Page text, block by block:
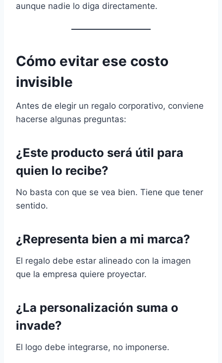
aunque nadie lo diga directamente.
Cómo evitar ese costo
invisible
Antes de elegir un regalo corporativo, conviene
hacerse algunas preguntas:
¿Este producto será útil para
quien lo recibe?
No basta con que se vea bien. Tiene que tener
sentido.
¿Representa bien a mi marca?
El regalo debe estar alineado con la imagen
que la empresa quiere proyectar.
¿La personalización suma o
invade?
El logo debe integrarse, no imponerse.